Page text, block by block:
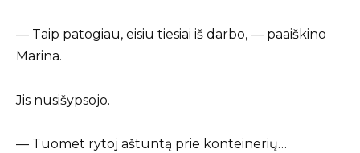
— Taip patogiau, eisiu tiesiai iš darbo, — paaiškino
Marina.
Jis nusišypsojo.
— Tuomet rytoj aštuntą prie konteinerių…